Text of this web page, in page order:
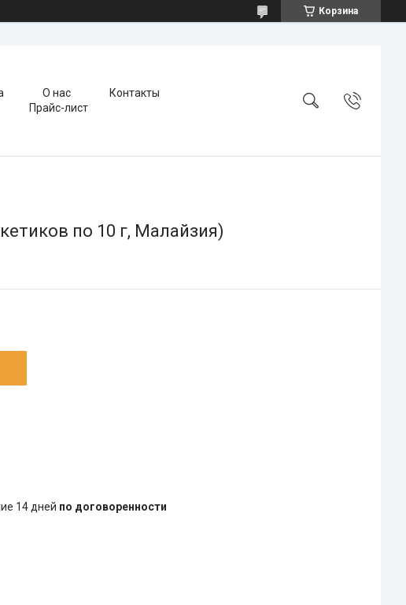
Корзина
О нас
Контакты
Прайс-лист
по 10 г, Малайзия)
14 дней по договоренности